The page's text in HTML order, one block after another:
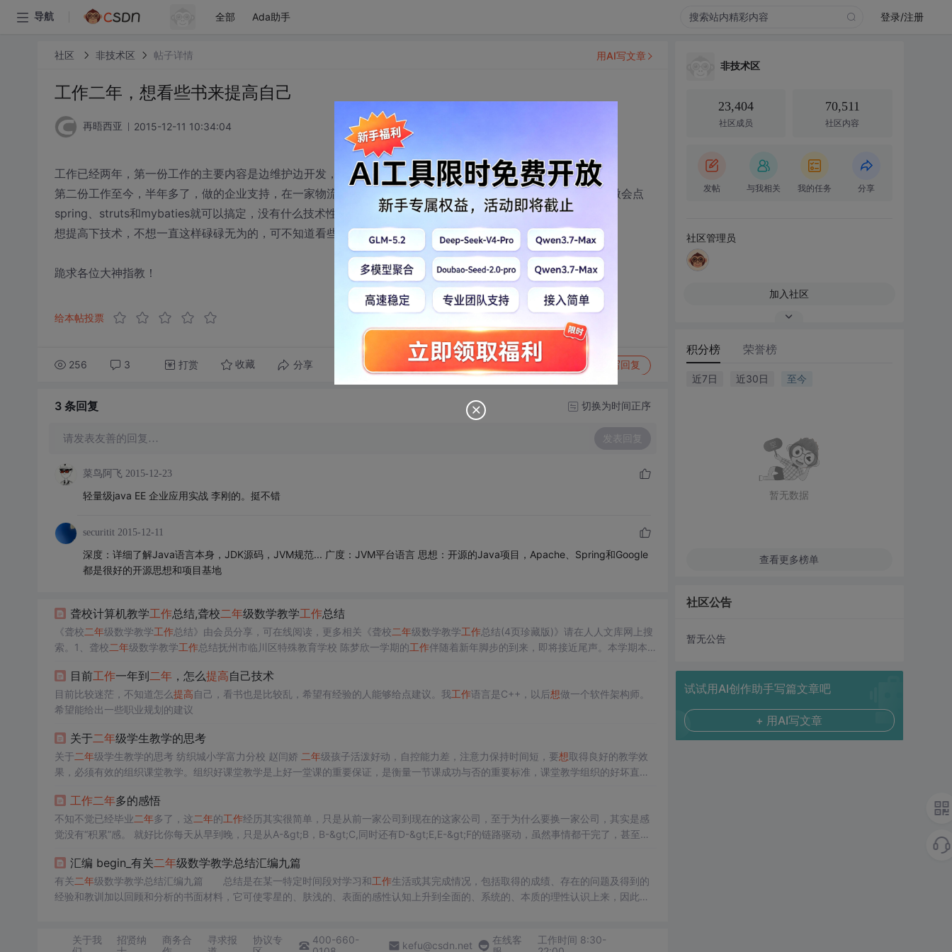
导航 全部 Ada助手 登录/注册
社区 非技术区 帖子详情
工作二年，想看些书来提高自己
再晤西亚 2015-12-11 10:34:04
工作已经两年，第一份工作的主要内容是边维护边开发，但是偏向维护，所以没有学到什么技术。
第二份工作至今，半年多了，做的企业支持，在一家物流公司做本公司的系统，公司有自己的框架，感觉只要稍微会点
spring、struts和mybaties就可以搞定，没有什么技术性。
想提高下技术，不想一直这样碌碌无为的，可不知道看些什么书，或通过哪些途径！
跪求各位大神指教！
给本帖投票
256 3 打赏 收藏 分享 转发到动态 举报 写回复
用AI写文章
3 条回复 切换为时间正序
请发表友善的回复… 发表回复
菜鸟阿飞 2015-12-23
轻量级java EE 企业应用实战 李刚的。挺不错
securitit 2015-12-11
深度：详细了解Java语言本身，JDK源码，JVM规范... 广度：JVM平台语言 思想：开源的Java项目，Apache、Spring和Google
都是很好的开源思想和项目基地
聋校计算机教学工作总结,聋校二年级数学教学工作总结
《聋校二年级数学教学工作总结》由会员分享，可在线阅读，更多相关《聋校二年级数学教学工作总结(4页珍藏版)》请在人人文库网上搜
索。1、聋校二年级数学教学工作总结抚州市临川区特殊教育学校 陈梦欣一学期的工作伴随着新年脚步的到来，即将接近尾声。本学期本
的点滴感受总结如下：一、抓实常规，...
目前工作一年到二年 ，怎么提高自己技术
目前比较迷茫，不知道怎么提高自己，看书也是比较乱，希望有经验的人能够给点建议。我工作语言是C++，以后想做一个软件架构师。
希望能给出一些职业规划的建议
关于二年级学生教学的思考
关于二年 级学生教学的思考 纺织城小学富力分校 赵闫娇 二年级孩子活泼好动，自控能力差，注意力保持时间短，要想取得良好的教学效
果，必须有效的组织课堂教学。组织好课堂教学是上好一堂课的重要保证，是衡量一节课成功与否的重要标准，课堂教学组织的好坏直接
生在愉快的气氛中学习可以调动学生学习的积极性。
定下来，赏罚要分明
工作二年多的感悟
不知不觉已经毕业二年多了，这 二年的工作经历其实很简单，只是从前一家公司到现在的这家公司，至于为什么要换一家公司，其实是感
觉没有“积累”感。 就好比你每天从早到晚，只是从A-&gt;B，B-&gt;C,同时还有D-&gt;E,E-&gt;F的链路驱动，虽然事情都干完了，甚至还
汇编 begin_有关二年级数学教学总结汇编九篇
有关二年级数学教学总结汇编九篇 总结是在某一特定时间段对学习和工作生活或其完成情况，包括取得的成绩、存在的问题及得到的
经验和教训加以回顾和分析的书面材料，它可使零星的、肤浅的、表面的感性认知上升到全面的、系统的、本质的理性认识上来，因此好
关于我
招贤纳
商务合
寻求报
协议专
400-660-
kefu@csdn.net
在线客
工作时间 8:30-
非技术区
23,404
社区成员
70,511
社区内容
发帖 与我相关 我的任务 分享
社区管理员
加入社区
积分榜 荣誉榜
近7日 近30日 至今
暂无数据
查看更多榜单
社区公告
暂无公告
试试用AI创作助手写篇文章吧
+ 用AI写文章